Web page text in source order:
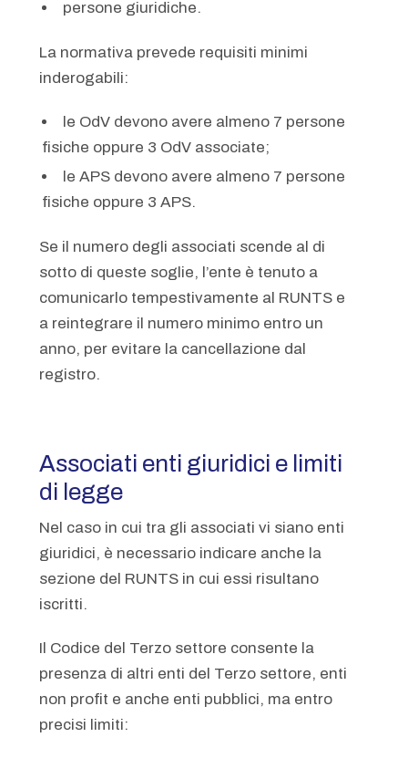
persone giuridiche.
La normativa prevede requisiti minimi
inderogabili:
le OdV devono avere almeno 7 persone
fisiche oppure 3 OdV associate;
le APS devono avere almeno 7 persone
fisiche oppure 3 APS.
Se il numero degli associati scende al di
sotto di queste soglie, l’ente è tenuto a
comunicarlo tempestivamente al RUNTS e
a reintegrare il numero minimo entro un
anno, per evitare la cancellazione dal
registro.
Associati enti giuridici e limiti
di legge
Nel caso in cui tra gli associati vi siano enti
giuridici, è necessario indicare anche la
sezione del RUNTS in cui essi risultano
iscritti.
Il Codice del Terzo settore consente la
presenza di altri enti del Terzo settore, enti
non profit e anche enti pubblici, ma entro
precisi limiti: